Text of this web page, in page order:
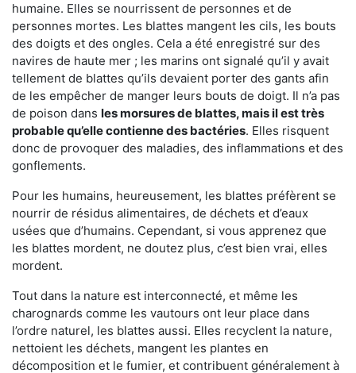
humaine. Elles se nourrissent de personnes et de
personnes mortes. Les blattes mangent les cils, les bouts
des doigts et des ongles. Cela a été enregistré sur des
navires de haute mer ; les marins ont signalé qu’il y avait
tellement de blattes qu’ils devaient porter des gants afin
de les empêcher de manger leurs bouts de doigt. Il n’a pas
de poison dans les morsures de blattes, mais il est très
probable qu’elle contienne des bactéries. Elles risquent
donc de provoquer des maladies, des inflammations et des
gonflements.
Pour les humains, heureusement, les blattes préfèrent se
nourrir de résidus alimentaires, de déchets et d’eaux
usées que d’humains. Cependant, si vous apprenez que
les blattes mordent, ne doutez plus, c’est bien vrai, elles
mordent.
Tout dans la nature est interconnecté, et même les
charognards comme les vautours ont leur place dans
l’ordre naturel, les blattes aussi. Elles recyclent la nature,
nettoient les déchets, mangent les plantes en
décomposition et le fumier, et contribuent généralement à